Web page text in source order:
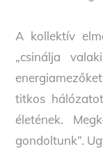
A kollektív
„csinálja
titkos
életének.
gondoltunk”.